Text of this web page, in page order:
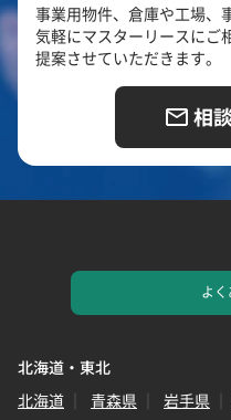
事業用物件、倉庫や工場、
気軽にマスターリースにご
提案させていただきます。
相
よ
北海道・東北
北海道
青森県 岩手県